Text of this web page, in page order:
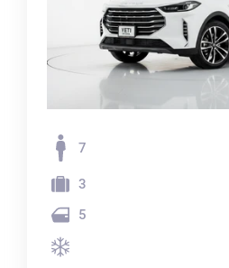
7
3
5